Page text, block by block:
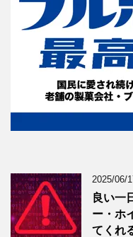
2025/06/
良い一
ー・ホ
てくれ